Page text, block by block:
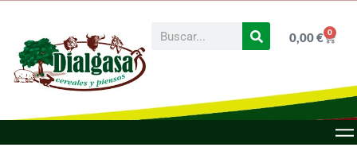
0,00€ 0